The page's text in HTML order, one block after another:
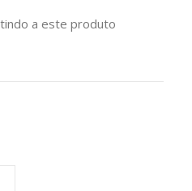
a este produto